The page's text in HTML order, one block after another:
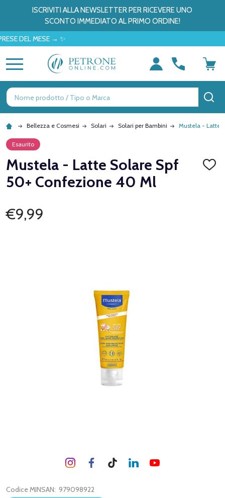
ISCRIVITI ALLA NEWSLETTER PER RICEVERE UNO
SCONTO IMMEDIATO AL PRIMO ORDINE!
MESE → ✨
Ricerca
Bellezza e Cosmesi Solari Solari per Bambini Mustela - Latte
Esaurito
Mustela - Latte Solare Spf
50+ Confezione 40 Ml
€9,99
Codice MINSAN: 979098922